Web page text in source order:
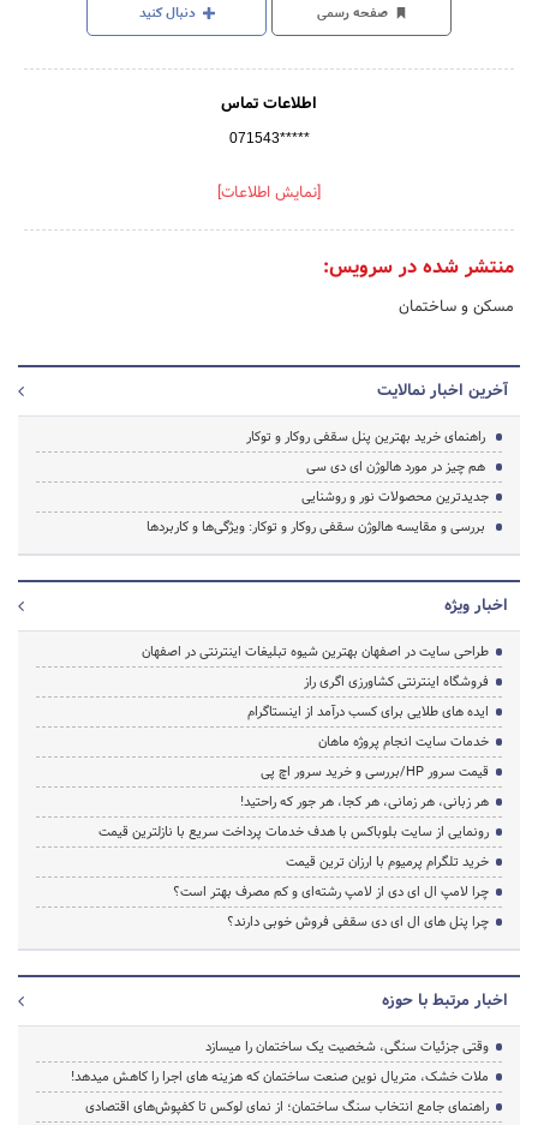
صفحه رسمی دنبال کنید
اطلاعات تماس
071543*****
[نمایش اطلاعات]
منتشر شده در سرویس:
مسکن و ساختمان
آخرین اخبار نمالایت
راهنمای خرید بهترین پنل سقفی روکار و توکار
هم چیز در مورد هالوژن ای دی سی
جدیدترین محصولات نور و روشنایی
بررسی و مقایسه هالوژن سقفی روکار و توکار: ویژگی‌ها و کاربردها
اخبار ویژه
طراحی سایت در اصفهان بهترین شیوه تبلیغات اینترنتی در اصفهان
فروشگاه اینترنتی کشاورزی اگری راز
ایده های طلایی برای کسب درآمد از اینستاگرام
خدمات سایت انجام پروژه ماهان
قیمت سرور HP/بررسی و خرید سرور اچ پی
هر زبانی، هر زمانی، هر کجا، هر جور که راحتید!
رونمایی از سایت بلوباکس با هدف خدمات پرداخت سریع با نازلترین قیمت
خرید تلگرام پرمیوم با ارزان ترین قیمت
چرا لامپ ال ای دی از لامپ رشته‌ای و کم مصرف بهتر است؟
چرا پنل های ال ای دی سقفی فروش خوبی دارند؟
اخبار مرتبط با حوزه
وقتی جزئیات سنگی، شخصیت یک ساختمان را میسازد
ملات خشک، متریال نوین صنعت ساختمان که هزینه‌ های اجرا را کاهش میدهد!
راهنمای جامع انتخاب سنگ ساختمان؛ از نمای لوکس تا کفپوش‌های اقتصادی